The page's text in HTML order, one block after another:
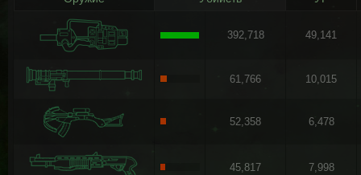
392,718 49,141
61,766 10,015
52,358 6,478
45,817 7,998